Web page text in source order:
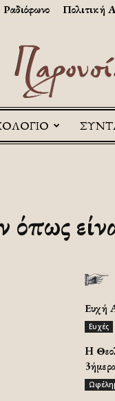
Ραδιόφωνο Πολιτική
Ευχή
Ευχές
H